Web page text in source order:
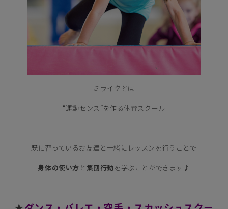
ミライクとは
“運動センス”を作る体育スクール
既に習っているお友達と一緒にレッスンを行うことで
身体の使い方 と集団行動を学ぶことができます♪